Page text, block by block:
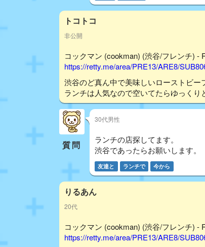
トコトコ
非公開
コックマン (cookman) (渋谷/フレンチ) -
https://retty.me/area/PRE13/ARE8/
渋谷のど真ん中で美味しいローストビー
ランチは人気なので空いてたらゆっく
質問
30代男性
ランチの店探してます。
渋谷であったらお願いします。
友達と ランチで 今から
りるあん
20代
コックマン (cookman) (渋谷/フレンチ) -
https://retty.me/area/PRE13/ARE8/